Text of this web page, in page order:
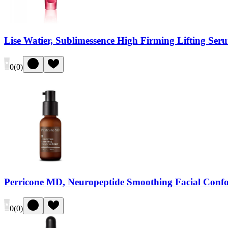
Lise Watier, Sublimessence High Firming Lifting
0(0)
Perricone MD, Neuropeptide Smoothing Facial
0(0)